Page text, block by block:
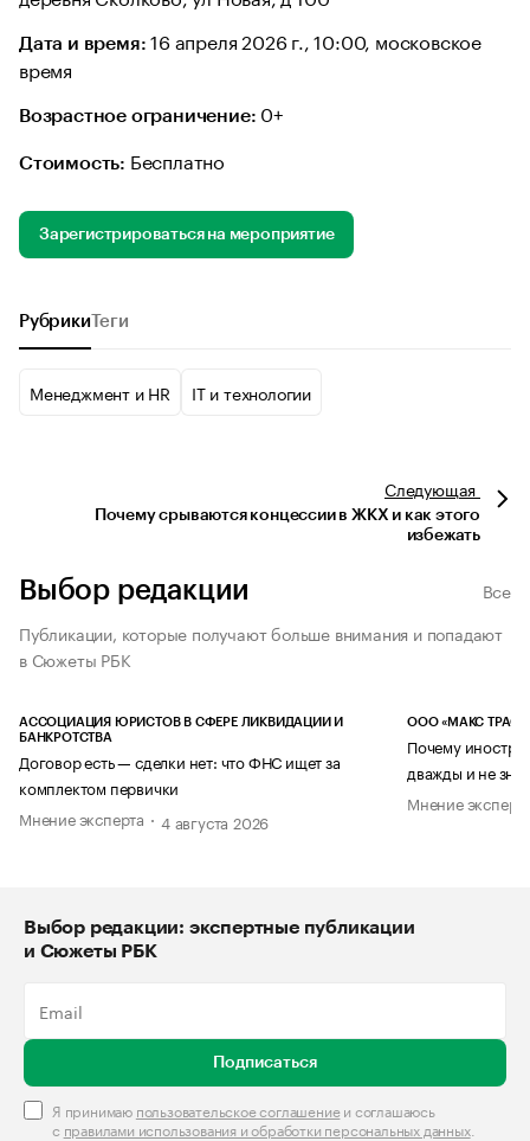
Дата и время: 16 апреля 2026 г., 10:00, московское
время
Возрастное ограничение: 0+
Стоимость: Бесплатно
Зарегистрироваться на мероприятие
Рубрики Теги
Менеджмент и HR IT и технологии
Следующая
Почему срываются концессии в ЖКХ и как этого
избежать
Выбор редакции
Все
Публикации, которые получают больше внимания и попадают
в Сюжеты РБК
АССОЦИАЦИЯ ЮРИСТОВ В СФЕРЕ ЛИКВИДАЦИИ И
БАНКРОТСТВА
Договор есть — сделки нет: что ФНС ищет за
комплектом первички
Мнение эксперта
4 августа 2026
ООО «МАКС ТРАСТ»
Почему
дважды и не
Мнение
Выбор редакции: экспертные публикации
и Сюжеты РБК
Подписаться
Я принимаю пользовательское соглашениеи соглашаюсь
с правилами использования и обработки персональных данных.